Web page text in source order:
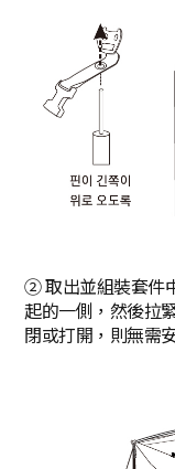
② 取出並組裝套件
起的一側，然後拉
閉或打開，則無需